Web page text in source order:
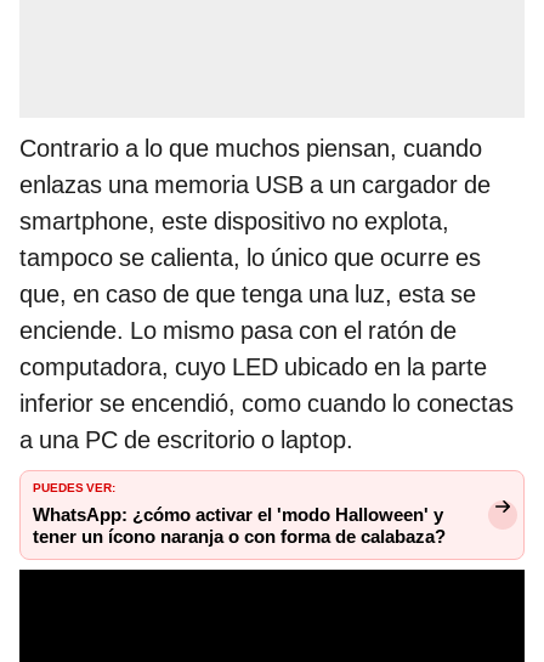
Contrario a lo que muchos piensan, cuando
enlazas una memoria USB a un cargador de
smartphone, este dispositivo no explota,
tampoco se calienta, lo único que ocurre es
que, en caso de que tenga una luz, esta se
enciende. Lo mismo pasa con el ratón de
computadora, cuyo LED ubicado en la parte
inferior se encendió, como cuando lo conectas
a una PC de escritorio o laptop.
PUEDES VER:
WhatsApp: ¿cómo activar el 'modo Halloween' y
tener un ícono naranja o con forma de calabaza?